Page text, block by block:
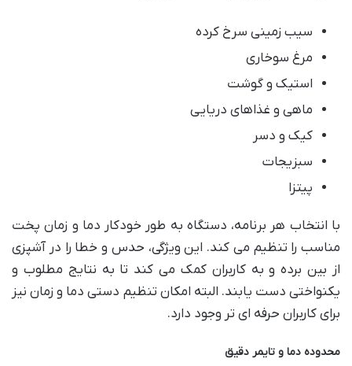
سیب زمینی سرخ کرده
مرغ سوخاری
استیک و گوشت
ماهی و غذاهای دریایی
کیک و دسر
سبزیجات
پیتزا
با انتخاب هر برنامه، دستگاه به طور خودکار دما و زمان پخت
مناسب را تنظیم می کند. این ویژگی، حدس و خطا را در آشپزی
از بین برده و به کاربران کمک می کند تا به نتایج مطلوب و
یکنواختی دست یابند. البته امکان تنظیم دستی دما و زمان نیز
برای کاربران حرفه ای تر وجود دارد.
محدوده دما و تایمر دقیق